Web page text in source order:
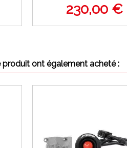
230,00 €
ont également acheté :